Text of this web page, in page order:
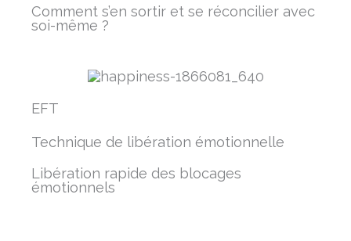
Comment s’en sortir et se réconcilier avec
soi-même ?
EFT
Technique de libération émotionnelle
Libération rapide des blocages
émotionnels